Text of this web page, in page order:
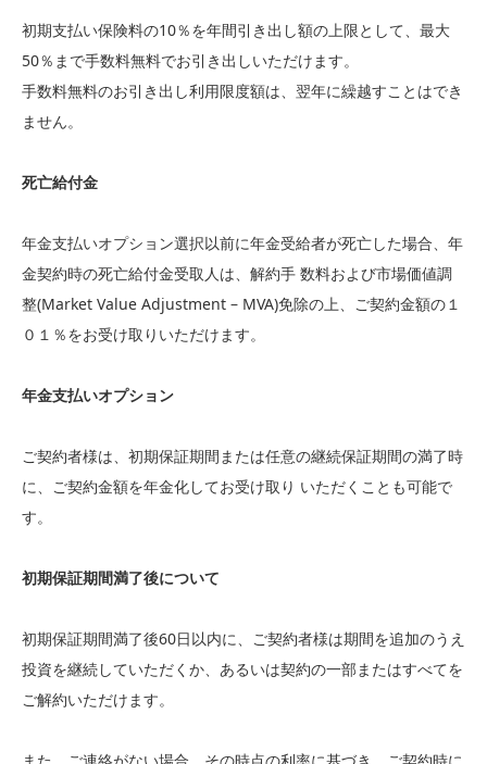
初期支払い保険料の10％を年間引き出し額の上限として、最大
50％まで手数料無料でお引き出しいただけます。
手数料無料のお引き出し利用限度額は、翌年に繰越すことはでき
ません。
死亡給付金
年金支払いオプション選択以前に年金受給者が死亡した場合、年
金契約時の死亡給付金受取人は、解約手 数料および市場価値調
整(Market Value Adjustment – MVA)免除の上、ご契約金額の１
０１％をお受け取りいただけます。
年金支払いオプション
ご契約者様は、初期保証期間または任意の継続保証期間の満了時
に、ご契約金額を年金化してお受け取り いただくことも可能で
す。
初期保証期間満了後について
初期保証期間満了後60日以内に、ご契約者様は期間を追加のうえ
投資を継続していただくか、あるいは契約の一部またはすべてを
ご解約いただけます。